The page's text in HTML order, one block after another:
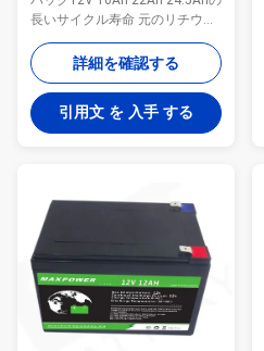
長いサイクル寿命 元のリチウム
電池の長い生命desighおよび深
い周期2000以上の周期 T棒コネ
クターおよびフル セットのパッ
ケージであるためにゴルフ トロ
リーは電池袋含んでいた BMSの
造りのカスタマイズされた設計
ートおよび電池配達の前に提供
される成年のテスト データ 海空
MSDS UN38.3およびDG免許証サ
ポートおよび空の宅配便 ゴルフ
カートLiFePo4電池のパックのゴ
ルフ トロリー電池のパック12V
22Ah ...
詳細を確認する
引用文 を 入手 する